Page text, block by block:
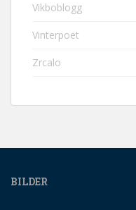
Vikboblogg
Vinterpoet
Zrcalo
BILDER